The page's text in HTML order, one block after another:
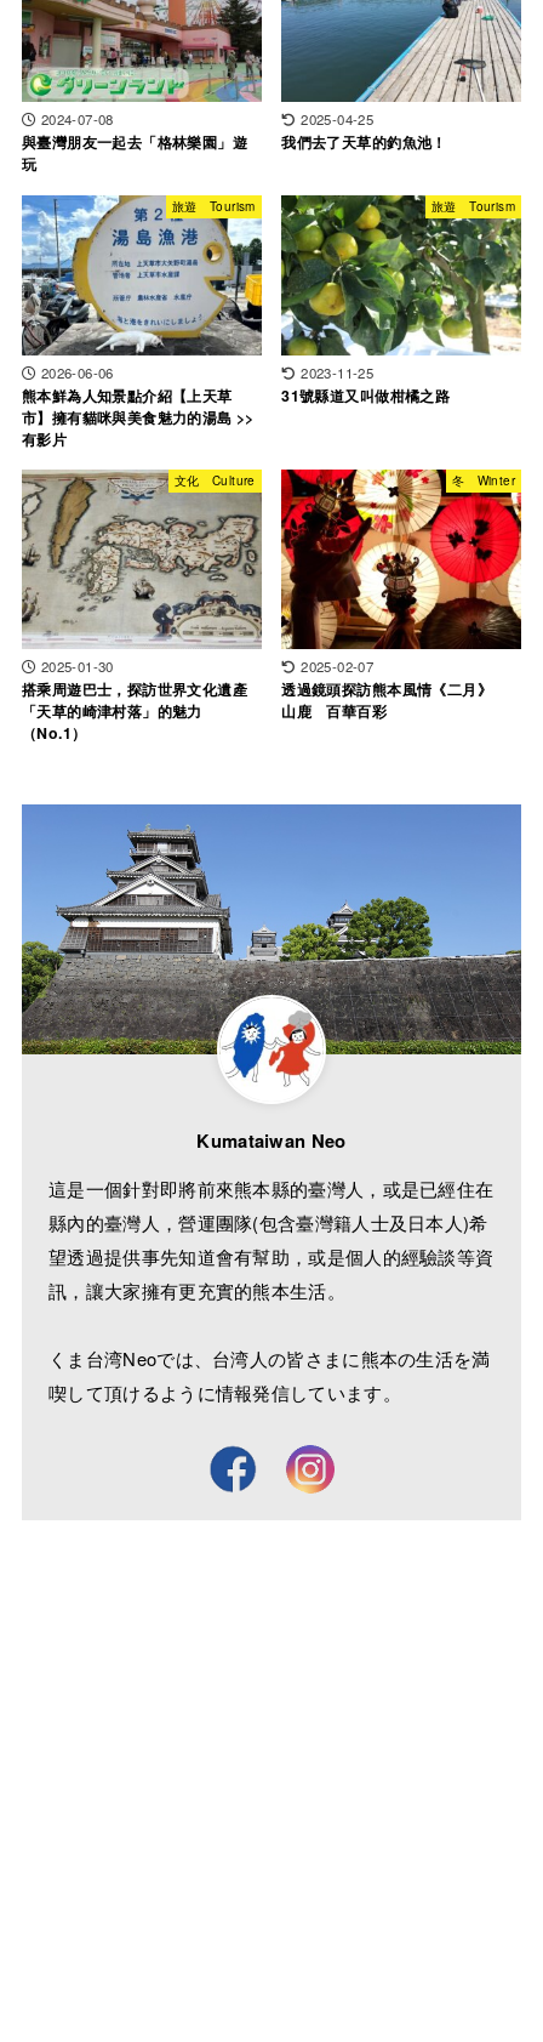
2024-07-08
與臺灣朋友一起去「格林樂園」遊
玩
2025-04-25
我們去了天草的釣魚池！
旅遊 Tourism
2026-06-06
熊本鮮為人知景點介紹【上天草
市】擁有貓咪與美食魅力的湯島 >>
有影片
旅遊 Tourism
2023-11-25
31號縣道又叫做柑橘之路
文化 Culture
2025-01-30
搭乘周遊巴士，探訪世界文化遺產
「天草的崎津村落」的魅力
（No.1）
冬 Winter
2025-02-07
透過鏡頭探訪熊本風情《二月》
山鹿 百華百彩
Kumataiwan Neo
這是一個針對即將前來熊本縣的臺灣人，或是已經住在
縣內的臺灣人，營運團隊(包含臺灣籍人士及日本人)希
望透過提供事先知道會有幫助，或是個人的經驗談等資
訊，讓大家擁有更充實的熊本生活。
くま台湾Neoでは、台湾人の皆さまに熊本の生活を満
喫して頂けるように情報発信しています。